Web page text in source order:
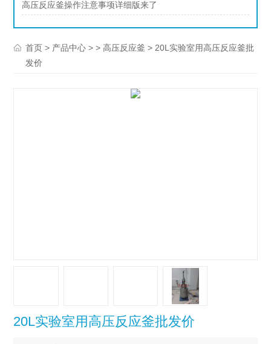
高压反应釜操作注意事项详细版来了
首页 > 产品中心 > >高压反应釜 > 20L实验室用高压反应釜批
发价
20L实验室用高压反应釜批发价